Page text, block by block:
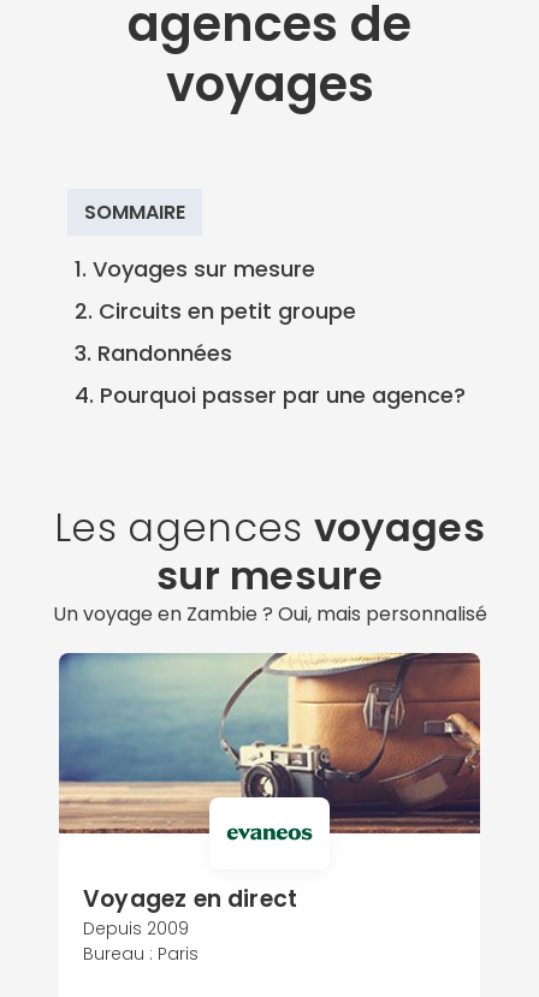
agences de
voyages
SOMMAIRE
1. Voyages sur mesure
2. Circuits en petit groupe
3. Randonnées
4. Pourquoi passer par une agence?
Les agences voyages
sur mesure
Un voyage en Zambie ? Oui, mais personnalisé
Voyagez en direct
Depuis 2009
Bureau : Paris